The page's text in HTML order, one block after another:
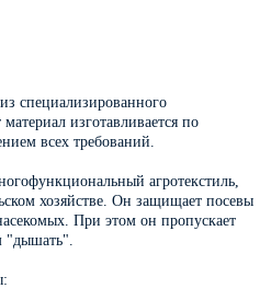
специализированного
изготавливается по
всех требований.
агротекстиль,
хозяйстве. Он защищает посевы
При этом он пропускает
"дышать".